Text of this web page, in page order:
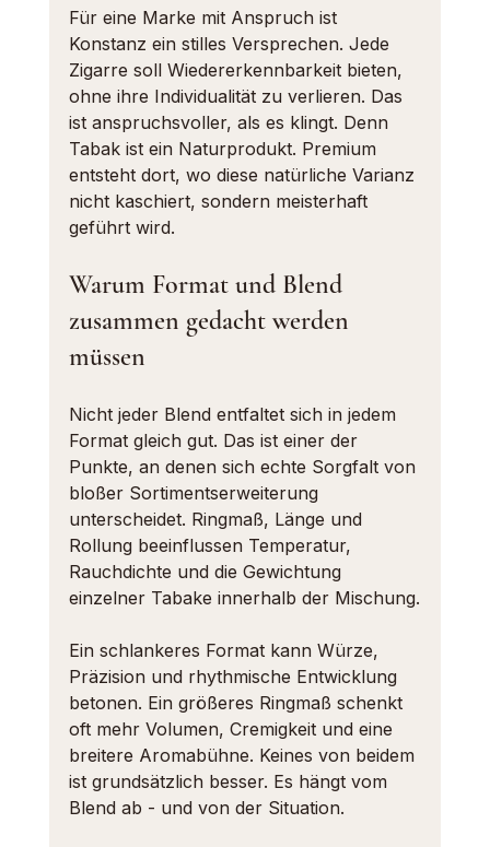
Für eine Marke mit Anspruch ist
Konstanz ein stilles Versprechen. Jede
Zigarre soll Wiedererkennbarkeit bieten,
ohne ihre Individualität zu verlieren. Das
ist anspruchsvoller, als es klingt. Denn
Tabak ist ein Naturprodukt. Premium
entsteht dort, wo diese natürliche Varianz
nicht kaschiert, sondern meisterhaft
geführt wird.
Warum Format und Blend
zusammen gedacht werden
müssen
Nicht jeder Blend entfaltet sich in jedem
Format gleich gut. Das ist einer der
Punkte, an denen sich echte Sorgfalt von
bloßer Sortimentserweiterung
unterscheidet. Ringmaß, Länge und
Rollung beeinflussen Temperatur,
Rauchdichte und die Gewichtung
einzelner Tabake innerhalb der Mischung.
Ein schlankeres Format kann Würze,
Präzision und rhythmische Entwicklung
betonen. Ein größeres Ringmaß schenkt
oft mehr Volumen, Cremigkeit und eine
breitere Aromabühne. Keines von beidem
ist grundsätzlich besser. Es hängt vom
Blend ab - und von der Situation.